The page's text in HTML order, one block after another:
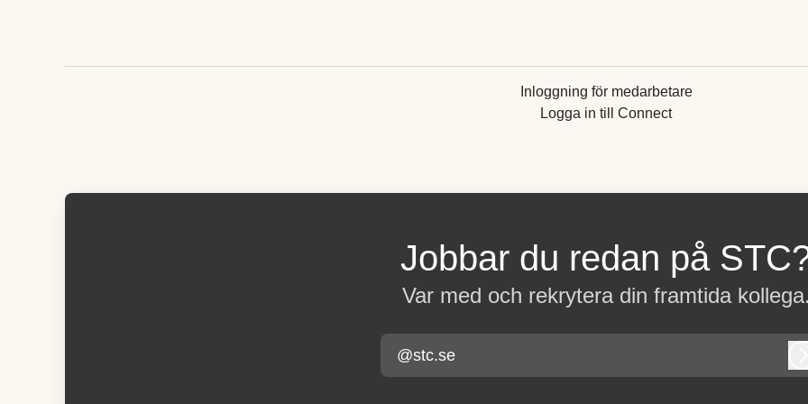
Inloggning för medarbetare
Logga in till Connect
Jobbar du redan på
Var med och rekrytera din framtida kollega.
@stc.se